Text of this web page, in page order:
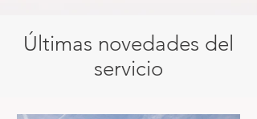
Últimas novedades del
servicio